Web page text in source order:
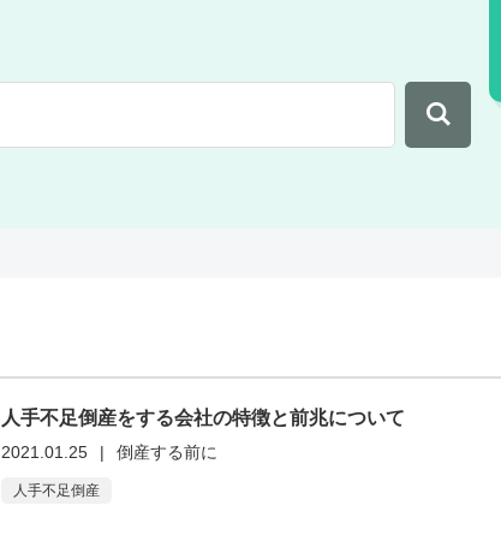
人手不足倒産をする会社の特徴と前兆について
2021.01.25 | 倒産する前に
人手不足倒産